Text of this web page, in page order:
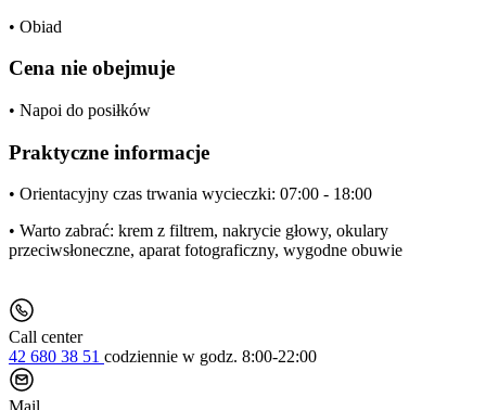
• Obiad
Cena nie obejmuje
• Napoi do posiłków
Praktyczne informacje
• Orientacyjny czas trwania wycieczki: 07:00 - 18:00
• Warto zabrać: krem z filtrem, nakrycie głowy, okulary
przeciwsłoneczne, aparat fotograficzny, wygodne obuwie
Call center
42 680 38 51 codziennie w godz. 8:00-22:00